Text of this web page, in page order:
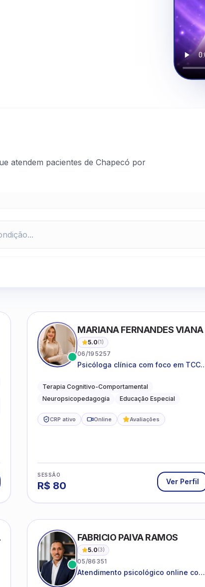
atendem pacientes de Chapecó por
MARIANA FERNANDES VIANA
5.0(1)
06/195257
Psicóloga clínica com foco em TCC,
acompanhamento do
neurodesenvolvimento.
Terapia Cognitivo-Comportamental
Neuropsicopedagogia
Educação Especial
CRP ativo Online Avaliações
SESSÃO
R$ 80 Ver Perfil
SILVA FABRICIO PAIVA RAMOS
5.0(3)
05/86351
Atendimento psicológico online com